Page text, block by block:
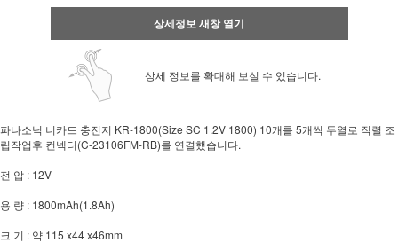
상세정보 새창 열기
상세 정보를 확대해 보실 수 있습니다.
파나소닉 니카드 충전지 KR-1800(Size SC 1.2V 1800) 10개를 5개씩 두열로 직렬 조
립작업후 컨넥터(C-23106FM-RB)를 연결했습니다.
전 압 : 12V
용 량 : 1800mAh(1.8Ah)
크 기 : 약 115 x44 x46mm